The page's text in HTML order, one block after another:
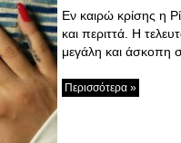
Εν καιρώ κρίσης η
και περιττά. Η
μεγάλη και άσκοπη
Περισσότερα »